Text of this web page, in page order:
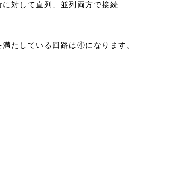
に対して直列、並列両方で接続
満たしている回路は④になります。